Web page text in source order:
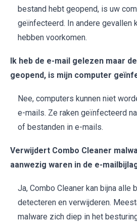
bestand hebt geopend, is uw
geïnfecteerd. In andere gevallen
hebben voorkomen.
Ik heb de e-mail gelezen maar
geopend, is mijn computer
Nee, computers kunnen niet
e-mails. Ze raken geïnfecteerd
of bestanden in e-mails.
Verwijdert Combo Cleaner
aanwezig waren in de e-
Ja, Combo Cleaner kan bijna alle
detecteren en verwijderen.
malware zich diep in het